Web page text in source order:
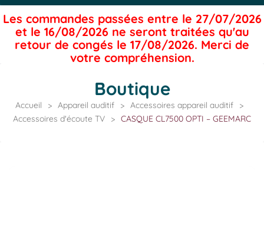
Les commandes passées entre le 27/07/2026
et le 16/08/2026 ne seront traitées qu'au
retour de congés le 17/08/2026. Merci de
votre compréhension.
Boutique
Accueil > Appareil auditif > Accessoires appareil auditif
>
Accessoires d'écoute TV > CASQUE CL7500 OPTI – GEEMARC